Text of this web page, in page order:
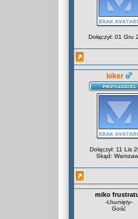
Dołączył: 01 Gru
loker
Dołączył: 11 Lis
Skąd:
miko
-Usunięty-
Gość